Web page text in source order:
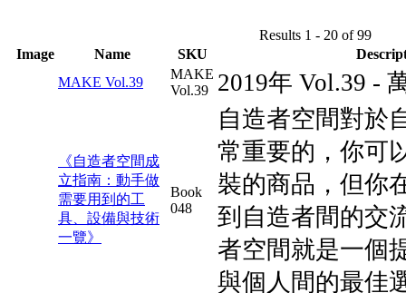
Results 1 - 20 of 99
Image
Name SKU
MAKE Vol.39
MAKE
Vol.39
2019年 Vol.39 -
《自造者空間成
立指南：動手做
需要用到的工
具、設備與技術
一覽》
Book
048
自造者空間對於
常重要的，你可
裝的商品，但你
到自造者間的交
者空間就是一個
與個人間的最佳